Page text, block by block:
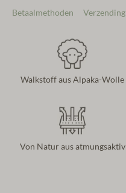
Betaalmethoden Verzending
Walkstoff aus Alpaka-Wolle
Von Natur aus atmungsaktiv